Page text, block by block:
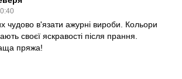
чудово в'язати ажурні вироби. Кольори
своєї яскравості після прання.
пряжа!